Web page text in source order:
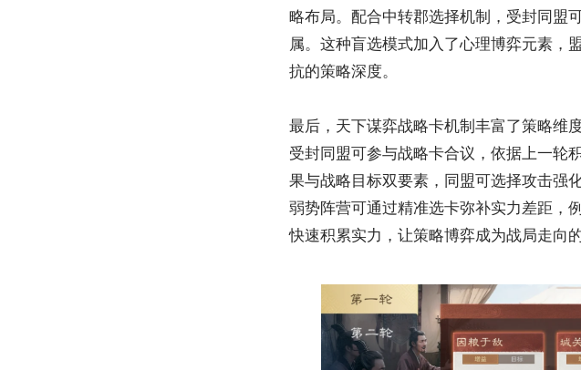
略布局。配合中转郡选择机制，受封同盟
属。这种盲选模式加入了心理博弈元素，
抗的策略深度。
最后，天下谋弈战略卡机制丰富了策略维
受封同盟可参与战略卡合议，依据上一轮
果与战略目标双要素，同盟可选择攻击强
弱势阵营可通过精准选卡弥补实力差距，
快速积累实力，让策略博弈成为战局走向的